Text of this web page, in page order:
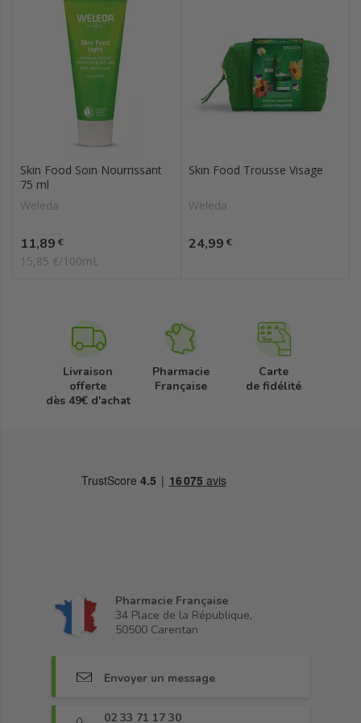
Skin Food Soin Nourrissant
75 ml
Weleda
Prix
11,89 €
15,85 €/100mL
Skin Food Trousse Visage
Weleda
Prix
24,99 €
Livraison
offerte
dès 49€ d'achat
Pharmacie
Française
Carte
de fidélité
Pharmacie Française
34 Place de la République,
50500 Carentan
Envoyer un message
02 33 71 17 30